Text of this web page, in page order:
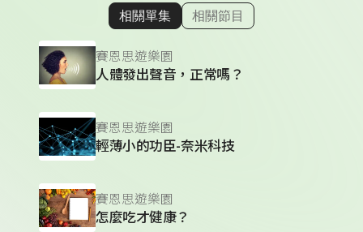
顯示相關單集
相關單集 相關節目
賽恩思遊樂園
人體發出聲音，正常嗎？
賽恩思遊樂園
輕薄小的功臣-奈米科技
賽恩思遊樂園
怎麼吃才健康？